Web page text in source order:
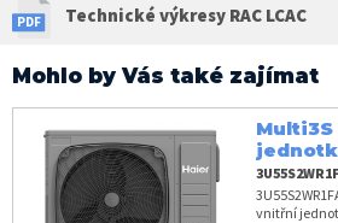
Technické výkresy RAC LCAC
Mohlo by Vás také zajímat
3U55S2WR1F
vnitřní